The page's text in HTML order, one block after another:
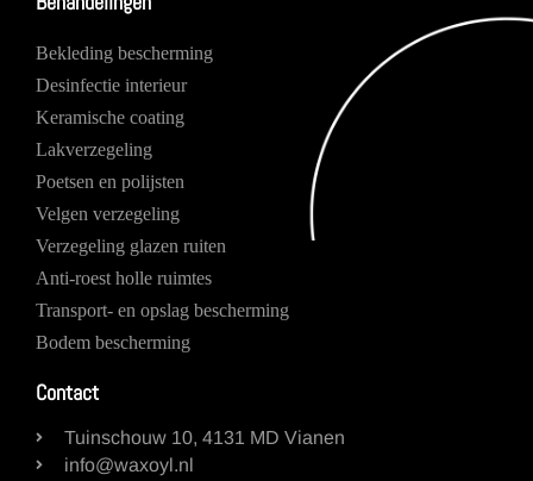
Bekleding bescherming
Desinfectie interieur
Keramische coating
Lakverzegeling
Poetsen en polijsten
Velgen verzegeling
Verzegeling glazen ruiten
Anti-roest holle ruimtes
Transport- en opslag bescherming
Bodem bescherming
Contact
Tuinschouw 10, 4131 MD Vianen
info@waxoyl.nl